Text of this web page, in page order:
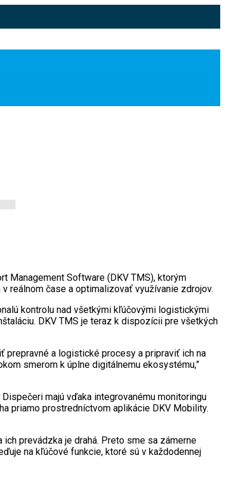
Management Software (DKV TMS), ktorým
reálnom čase a optimalizovať využívanie zdrojov.
kontrolu nad všetkými kľúčovými logistickými
DKV TMS je teraz k dispozícii pre všetkých
prepravné a logistické procesy a pripraviť ich na
smerom k úplne digitálnemu ekosystému,”
majú vďaka integrovanému monitoringu
priamo prostredníctvom aplikácie DKV Mobility.
prevádzka je drahá. Preto sme sa zámerne
na kľúčové funkcie, ktoré sú v každodennej